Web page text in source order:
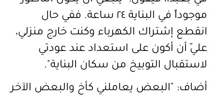
موجوداً في البناية ٢٤ ساعة. ففي حال
انقطع إشتراك الكهرباء وكنت خارج منزلي،
عليّ أن أكون على استعداد عند عودتي
لاستقبال التوبيخ من سكان البناية" .
أضاف: "البعض يعاملني كأخ والبعض الآخر